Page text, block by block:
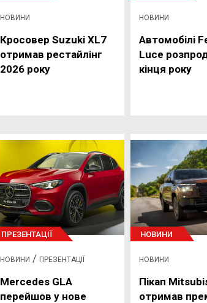
НОВИНИ
Кросовер Suzuki XL7
отримав рестайлінг
2026 року
НОВИНИ
Автомобілі
Luce
кінця року
ПРЕЗЕНТАЦІЇ
НОВИНИ / ПРЕЗЕНТАЦІЇ
Mercedes GLA
перейшов у нове
НОВИНИ
НОВИНИ
Пікап
отримав